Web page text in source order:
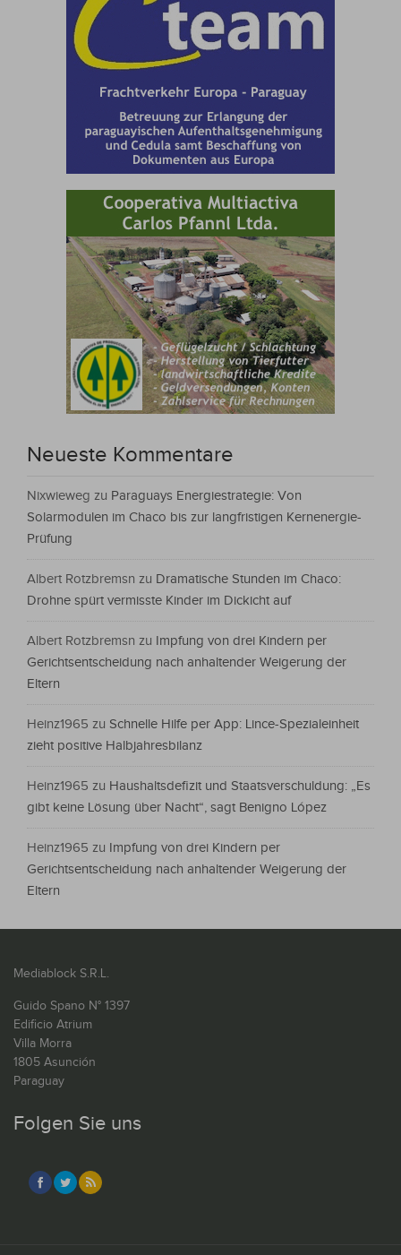
Neueste Kommentare
Nixwieweg zu Paraguays Energiestrategie: Von
Solarmodulen im Chaco bis zur langfristigen Kernenergie-
Prüfung
Albert Rotzbremsn zu Dramatische Stunden im Chaco:
Drohne spürt vermisste Kinder im Dickicht auf
Albert Rotzbremsn zu Impfung von drei Kindern per
Gerichtsentscheidung nach anhaltender Weigerung der
Eltern
Heinz1965 zu Schnelle Hilfe per App: Lince-Spezialeinheit
zieht positive Halbjahresbilanz
Heinz1965 zu Haushaltsdefizit und Staatsverschuldung: „Es
gibt keine Lösung über Nacht“, sagt Benigno López
Heinz1965 zu Impfung von drei Kindern per
Gerichtsentscheidung nach anhaltender Weigerung der
Eltern
Mediablock S.R.L.
Guido Spano N° 1397
Edificio Atrium
Villa Morra
1805 Asunción
Paraguay
Folgen Sie uns